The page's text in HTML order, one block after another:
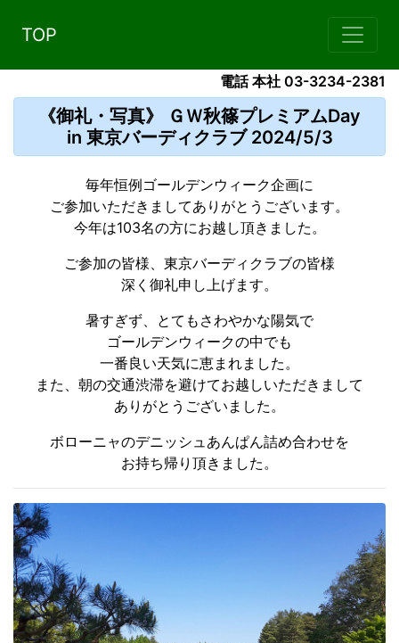
TOP
電話 本社 03-3234-2381
《御礼・写真》 ＧＷ秋篠プレミアムDay
in 東京バーディクラブ 2024/5/3
毎年恒例ゴールデンウィーク企画に
ご参加いただきましてありがとうございます。
今年は103名の方にお越し頂きました。
ご参加の皆様、東京バーディクラブの皆様
深く御礼申し上げます。
暑すぎず、とてもさわやかな陽気で
ゴールデンウィークの中でも
一番良い天気に恵まれました。
また、朝の交通渋滞を避けてお越しいただきまして
ありがとうございました。
ボローニャのデニッシュあんぱん詰め合わせを
お持ち帰り頂きました。